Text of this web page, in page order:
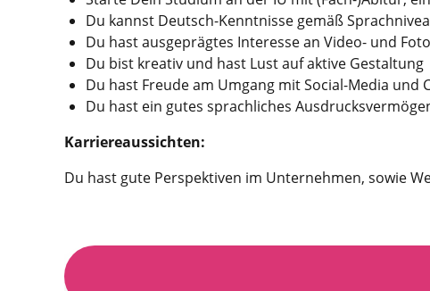
Du kannst Deutsch-Kenntnisse gemäß
Du hast ausgeprägtes Interesse an Video- und
Du bist kreativ und hast Lust auf aktive Gestaltung
Du hast Freude am Umgang mit Social-Media und
Du hast ein gutes sprachliches
Karriereaussichten:
Du hast gute Perspektiven im Unternehmen, sowie